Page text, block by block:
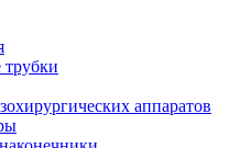
аппаратов